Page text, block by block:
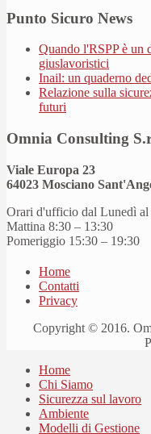
Punto Sicuro News
Quando l'RSPP è un
giuslavoristici
Inail: un quaderno
Relazione sulla
futuri
Omnia Consulting
Viale Europa 23
64023 Mosciano
Orari d'ufficio dal Lunedì al
Mattina 8:30 – 13:30
Pomeriggio 15:30 – 19:30
Home
Contatti
Privacy
Copyright © 2016.
Home
Chi Siamo
Sicurezza sul lavoro
Ambiente
Modelli di Gestione